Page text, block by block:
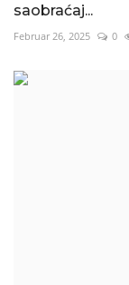
saobraćaj...
Februar 26, 2025 0